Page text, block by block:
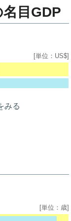
目GDP
[単位：US$]
みる
[単位：歳]